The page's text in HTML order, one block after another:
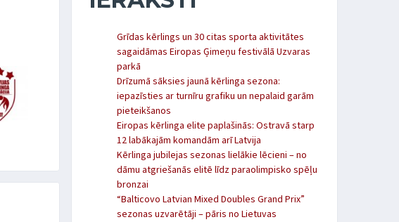
Grīdas kērlings un 30 citas sporta aktivitātes
sagaidāmas Eiropas Ģimeņu festivālā Uzvaras
parkā
Drīzumā sāksies jaunā kērlinga sezona:
iepazīsties ar turnīru grafiku un nepalaid garām
pieteikšanos
Eiropas kērlinga elite paplašinās: Ostravā starp
12 labākajām komandām arī Latvija
Kērlinga jubilejas sezonas lielākie lēcieni – no
dāmu atgriešanās elitē līdz paraolimpisko spēļu
bronzai
“Balticovo Latvian Mixed Doubles Grand Prix”
sezonas uzvarētāji – pāris no Lietuvas